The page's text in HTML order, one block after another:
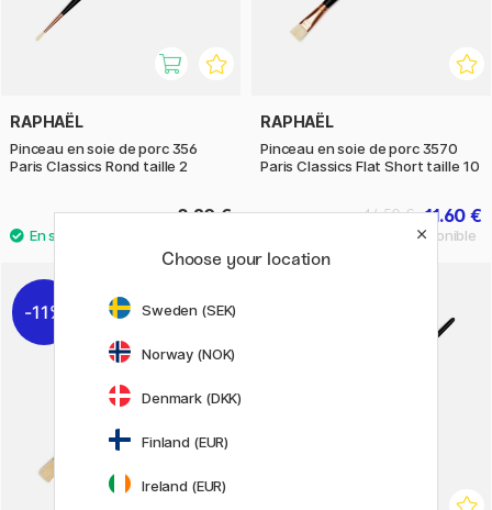
RAPHAËL
Pinceau en soie de porc 356
Paris Classics Rond taille 2
8.20 €
RAPHAËL
Pinceau en soie de porc 3570
Paris Classics Flat Short taille 10
11.60 €
14.50 €
11%
Choose your location
Sweden (SEK)
Norway (NOK)
Denmark (DKK)
Finland (EUR)
Ireland (EUR)